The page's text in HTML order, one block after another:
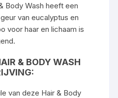
Body Wash heeft een
van eucalyptus en
voor haar en lichaam is
.
& BODY WASH
van deze Hair & Body